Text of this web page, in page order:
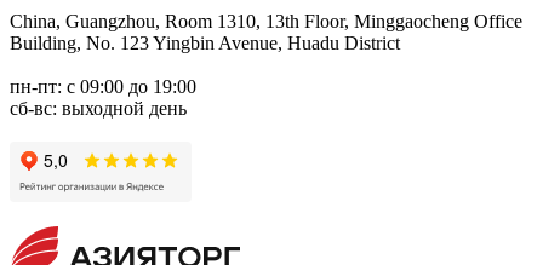
China, Guangzhou, Room 1310, 13th Floor, Minggaocheng Office
Building, No. 123 Yingbin Avenue, Huadu District
пн-пт: с 09:00 до 19:00
сб-вс: выходной день